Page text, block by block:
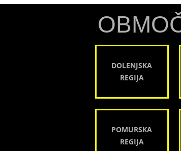
DOLENJSKA
REGIJA
POMURSKA
REGIJA